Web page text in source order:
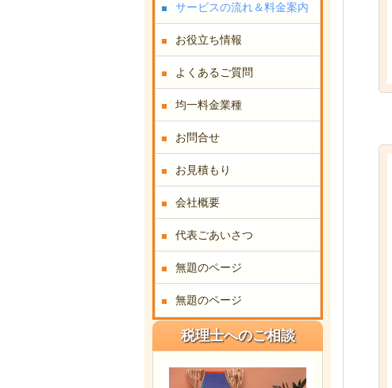
サービスの流れ＆料金案内
お役立ち情報
よくあるご質問
均一料金業種
お問合せ
お見積もり
会社概要
代表ごあいさつ
無題のページ
無題のページ
税理士へのご相談